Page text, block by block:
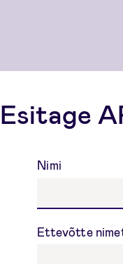
Esitage
Nimi
Ettevõtte